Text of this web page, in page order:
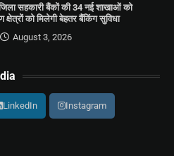
सहकारी बैंकों की 34 नई शाखाओं को
क्षेत्रों को मिलेगी बेहतर बैंकिंग सुविधा
August 3, 2026
LinkedIn Instagram